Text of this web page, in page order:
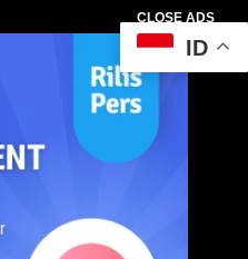
CLOSE ADS
ID